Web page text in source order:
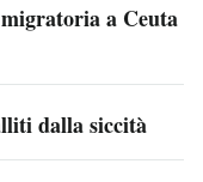
a Ceuta
dalla siccità